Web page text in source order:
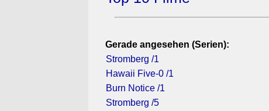
Gerade angesehen (Serien):
Stromberg /1
Hawaii Five-0 /1
Burn Notice /1
Stromberg /5